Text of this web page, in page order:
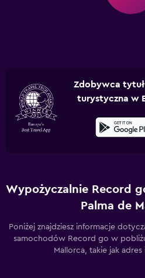
Zdobywca
turystyczna w
Wypożyczalnie Record
Palma de
Poniżej znajdziesz informacje
samochodów Record go w
Mallorca, takie jak